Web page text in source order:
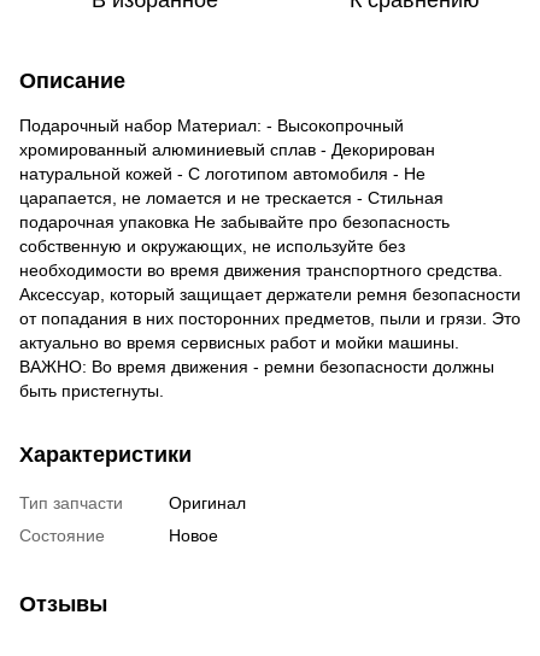
Описание
Подарочный набор Материал: - Высокопрочный
хромированный алюминиевый сплав - Декорирован
натуральной кожей - С логотипом автомобиля - Не
царапается, не ломается и не трескается - Стильная
подарочная упаковка Не забывайте про безопасность
собственную и окружающих, не используйте без
необходимости во время движения транспортного средства.
Аксессуар, который защищает держатели ремня безопасности
от попадания в них посторонних предметов, пыли и грязи. Это
актуально во время сервисных работ и мойки машины.
ВАЖНО: Во время движения - ремни безопасности должны
быть пристегнуты.
Характеристики
Тип запчасти
Оригинал
Состояние
Новое
Отзывы